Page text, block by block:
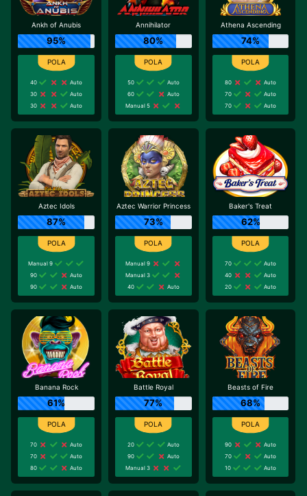
Ankh of Anubis
95%
40
Auto
30
Auto
30
Auto
Annihilator
80%
50
Auto
60
Auto
Manual 5
Athena Ascending
74%
80
Auto
70
Auto
70
Auto
Aztec Idols
87%
Manual 9
90
Auto
90
Auto
Aztec Warrior Princess
73%
Manual 9
Manual 3
40
Auto
Baker's Treat
62%
70
Auto
40
Auto
20
Auto
Banana Rock
61%
70
Auto
70
Auto
80
Auto
Battle Royal
77%
20
Auto
90
Auto
Manual 3
Beasts of Fire
68%
90
Auto
70
Auto
10
Auto